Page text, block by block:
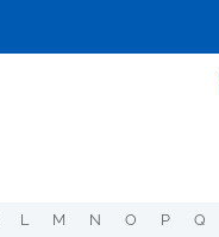
L M N O P Q